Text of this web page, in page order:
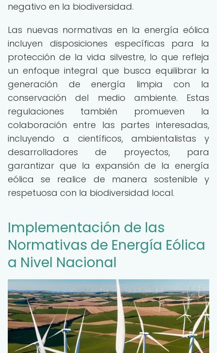
negativo en la biodiversidad.
Las nuevas normativas en la energía eólica
incluyen disposiciones específicas para la
protección de la vida silvestre, lo que refleja
un enfoque integral que busca equilibrar la
generación de energía limpia con la
conservación del medio ambiente. Estas
regulaciones también promueven la
colaboración entre las partes interesadas,
incluyendo a científicos, ambientalistas y
desarrolladores de proyectos, para
garantizar que la expansión de la energía
eólica se realice de manera sostenible y
respetuosa con la biodiversidad local.
Implementación de las
Normativas de Energía Eólica
a Nivel Nacional